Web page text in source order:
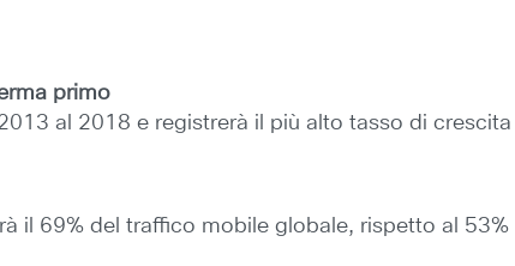
primo
al 2018 e registrerà il più alto tasso di
il 69% del traffico mobile globale, rispetto al 53%